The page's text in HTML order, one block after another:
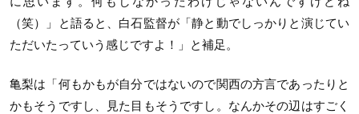
（笑）」と語ると、白石監督が「静と動でしっかりと演じてい
ただいたっていう感じですよ！」と補足。
亀梨は「何もかもが自分ではないので関西の方言であったりと
かもそうですし、見た目もそうですし。なんかその辺はすごく